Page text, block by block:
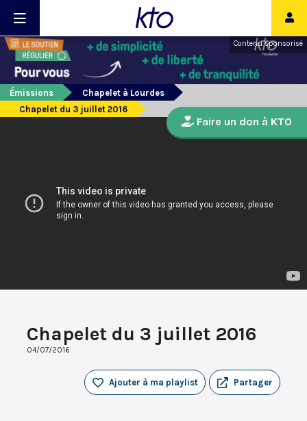
Contenu sponsorisé
Émissions
Chapelet à Lourdes
Chapelet du 3 juillet 2016
Chapelet du 3 juillet 2016
04/07/2016
Partager
Ajouter à ma playlist
Faire un don à KTO